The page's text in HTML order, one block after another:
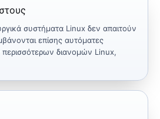
συστήματα Linux δεν απαιτούν
επίσης αυτόματες
διανομών Linux,